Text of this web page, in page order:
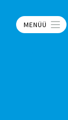
MENÜÜ